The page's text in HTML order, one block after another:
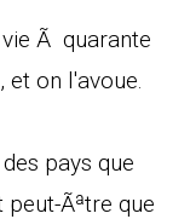
Ã quarante
et on l'avoue.
pays que
peut-Ãªtre que